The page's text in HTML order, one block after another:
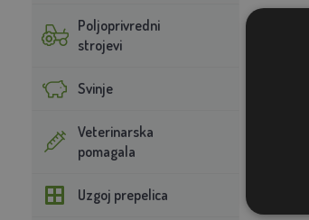
Poljoprivredni
strojevi
Svinje
Veterinarska
pomagala
Uzgoj prepelica